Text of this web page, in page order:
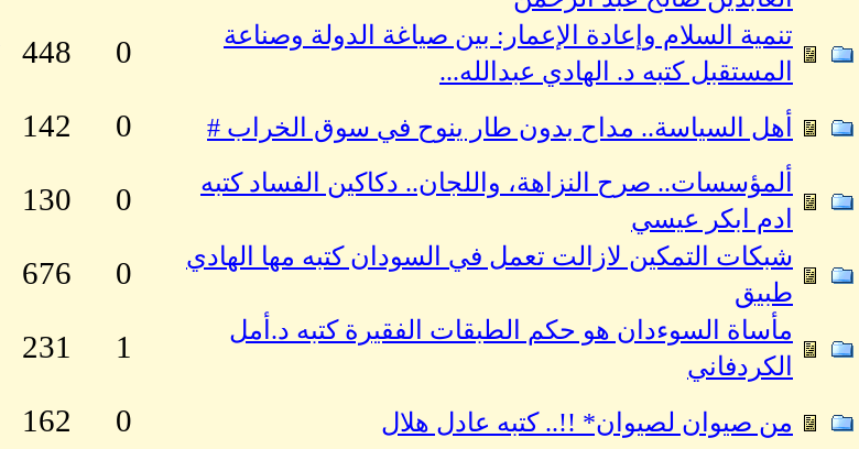
تنمية السلام وإعادة الإعمار: بين صياغة الدولة وصناعة
المستقبل كتبه د. الهادي عبدالله...
0
448
أهل السياسة.. مداح بدون طار ينوح في سوق الخراب # 0
142
ألمؤسسات.. صرح النزاهة، واللجان.. دكاكين الفساد كتبه
ادم ابكر عيسي
0
130
شبكات التمكين لازالت تعمل في السودان‏ كتبه مها الهادي
طبيق
0
676
مأساة السوءدان هو حكم الطبقات الفقيرة كتبه د.أمل
الكردفاني
1
231
من صيوان لصيوان* !!.. كتبه عادل هلال 0
162